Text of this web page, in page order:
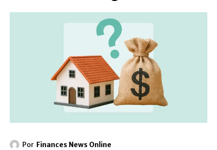
Por Finances News Online